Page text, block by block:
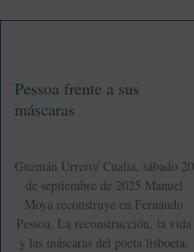
la
vida
y
lucidez
Pessoa frente a sus
máscaras
Guzmán Urrero/ Cualia, sábado 20
de septiembre de 2025 Manuel
Moya reconstruye en Fernando
Pessoa. La reconstrucción, la vida
y las máscaras del poeta lisboeta,